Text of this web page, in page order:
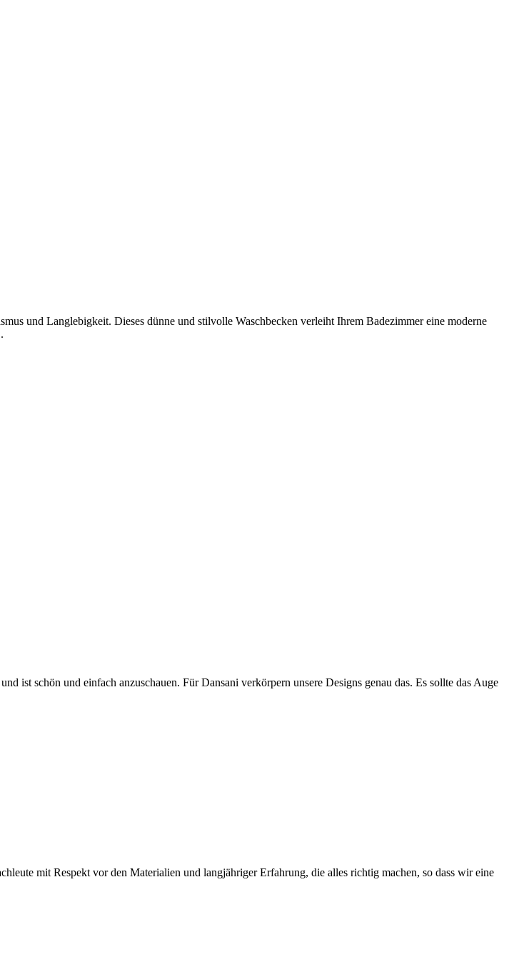
und Langlebigkeit. Dieses dünne und stilvolle Waschbecken verleiht Ihrem Badezimmer eine moderne
ist schön und einfach anzuschauen. Für Dansani verkörpern unsere Designs genau das. Es sollte das Auge
mit Respekt vor den Materialien und langjähriger Erfahrung, die alles richtig machen, so dass wir eine